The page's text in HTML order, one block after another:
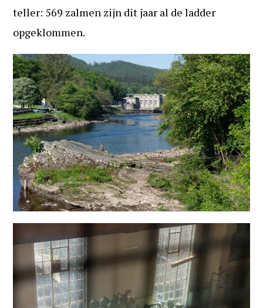
teller: 569 zalmen zijn dit jaar al de ladder
opgeklommen.